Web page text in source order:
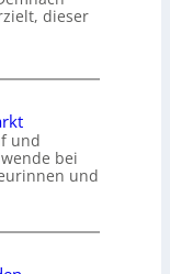
dieser
und
bei
und